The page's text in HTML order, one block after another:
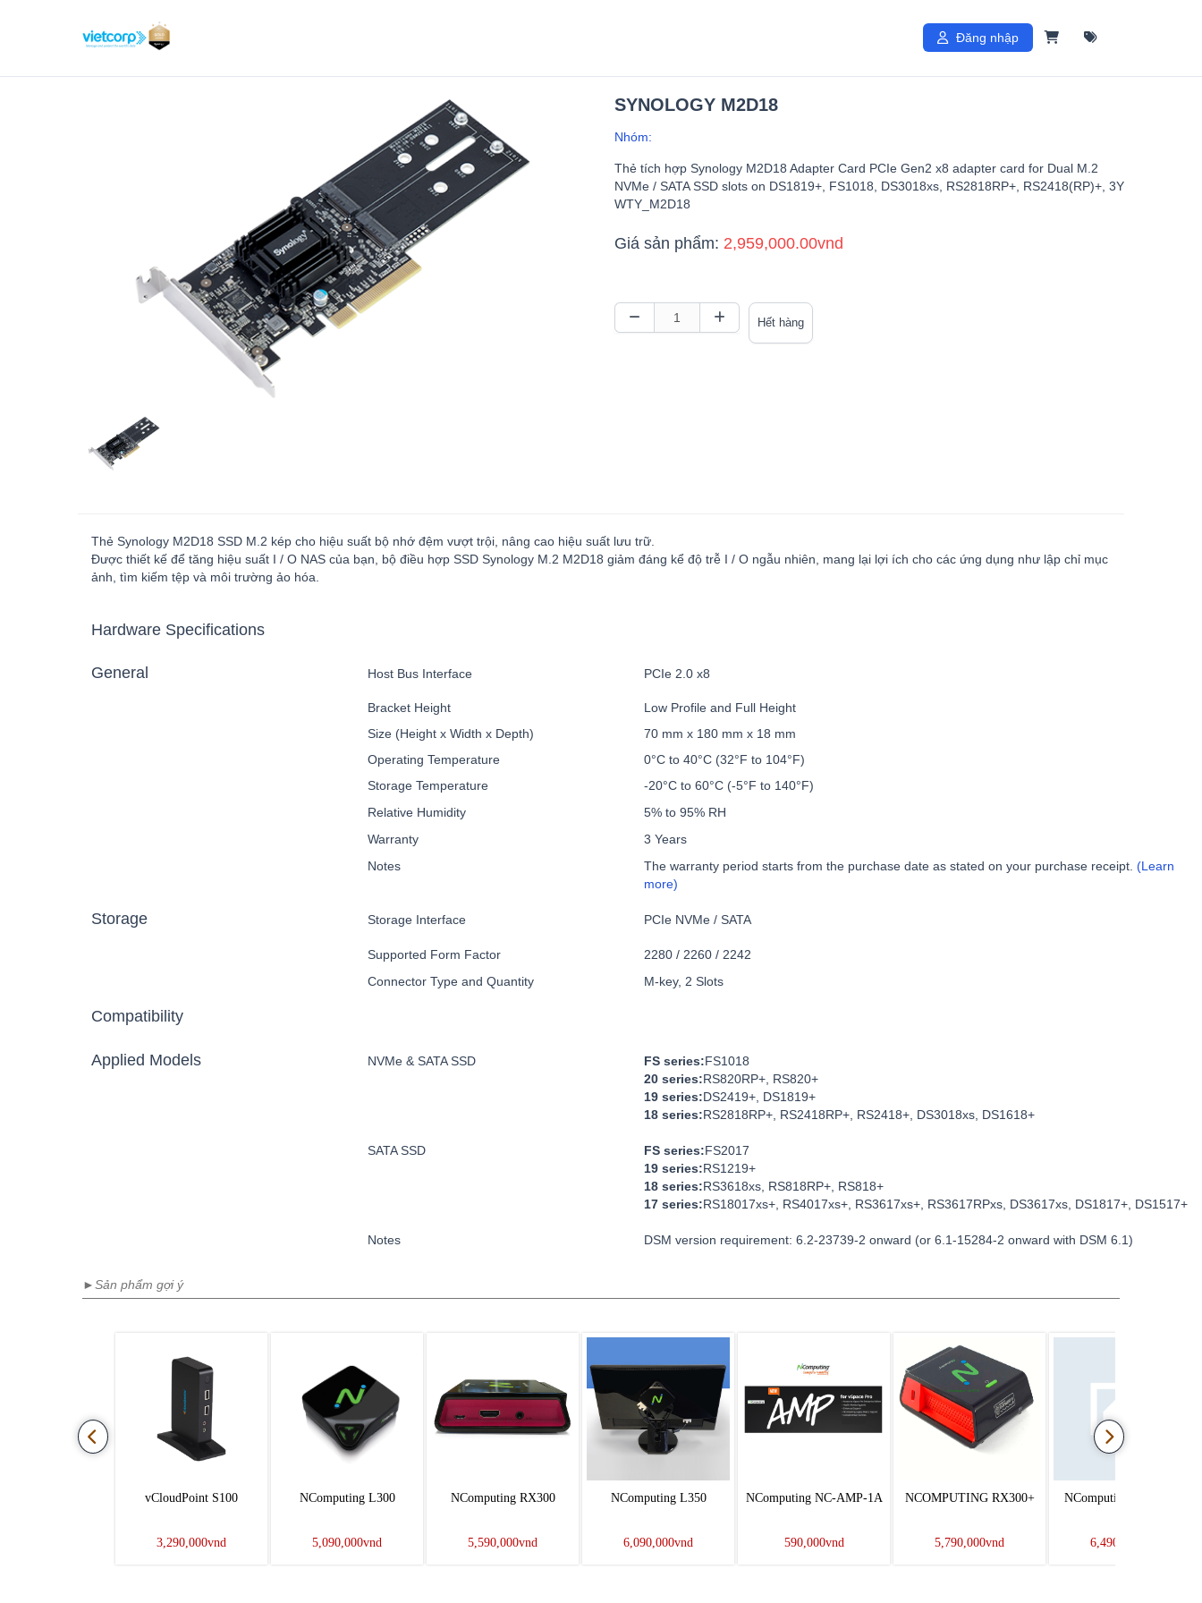
Đăng nhập
SYNOLOGY M2D18
Nhóm:
Thẻ tích hợp Synology M2D18 Adapter Card PCIe Gen2 x8 adapter card for Dual M.2
NVMe / SATA SSD slots on DS1819+, FS1018, DS3018xs, RS2818RP+, RS2418(RP)+, 3Y
WTY_M2D18
Giá sản phẩm: 2,959,000.00vnd
Hết hàng
Thẻ Synology M2D18 SSD M.2 kép cho hiệu suất bộ nhớ đệm vượt trội, nâng cao hiệu suất lưu trữ.
Được thiết kế để tăng hiệu suất I / O NAS của bạn, bộ điều hợp SSD Synology M.2 M2D18 giảm đáng kể độ trễ I / O ngẫu nhiên, mang lại lợi ích cho các ứng dụng như lập chỉ mục
ảnh, tìm kiếm tệp và môi trường ảo hóa.
Hardware Specifications
General Host Bus Interface PCIe 2.0 x8
Bracket Height
Low Profile and Full Height
Size (Height x Width x Depth)
70 mm x 180 mm x 18 mm
Operating Temperature
0°C to 40°C (32°F to 104°F)
Storage Temperature
-20°C to 60°C (-5°F to 140°F)
Relative Humidity
5% to 95% RH
Warranty
3 Years
Notes
The warranty period starts from the purchase date as stated on your purchase receipt. (Learn
more)
Storage Storage Interface PCIe NVMe / SATA
Supported Form Factor
2280 / 2260 / 2242
Connector Type and Quantity
M-key, 2 Slots
Compatibility
Applied Models NVMe & SATA SSD FS series:FS1018
20 series:RS820RP+, RS820+
19 series:DS2419+, DS1819+
18 series:RS2818RP+, RS2418RP+, RS2418+, DS3018xs, DS1618+
SATA SSD FS series:FS2017
19 series:RS1219+
18 series:RS3618xs, RS818RP+, RS818+
17 series:RS18017xs+, RS4017xs+, RS3617xs+, RS3617RPxs, DS3617xs, DS1817+, DS1517+
Notes DSM version requirement: 6.2-23739-2 onward (or 6.1-15284-2 onward with DSM 6.1)
►Sản phẩm gợi ý
vCloudPoint S100
3,290,000vnd
NComputing L300
5,090,000vnd
NComputing RX300
5,590,000vnd
NComputing L350
6,090,000vnd
NComputing NC-AMP-1A
590,000vnd
NCOMPUTING RX300+
5,790,000vnd
NComputing RX-RDP+
6,490,000vnd